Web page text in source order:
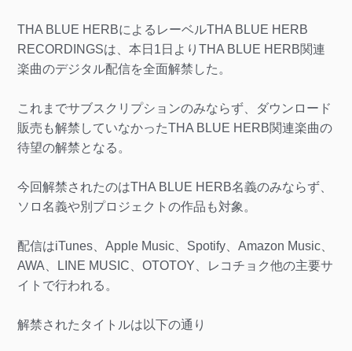
THA BLUE HERBによるレーベルTHA BLUE HERB
RECORDINGSは、本日1日よりTHA BLUE HERB関連
楽曲のデジタル配信を全面解禁した。
これまでサブスクリプションのみならず、ダウンロード
販売も解禁していなかったTHA BLUE HERB関連楽曲の
待望の解禁となる。
今回解禁されたのはTHA BLUE HERB名義のみならず、
ソロ名義や別プロジェクトの作品も対象。
配信はiTunes、Apple Music、Spotify、Amazon Music、
AWA、LINE MUSIC、OTOTOY、レコチョク他の主要サ
イトで行われる。
解禁されたタイトルは以下の通り